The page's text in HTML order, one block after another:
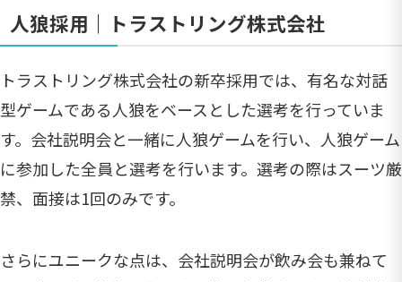
人狼採用｜トラストリング株式会社
トラストリング株式会社の新卒採用では、有名な対話
型ゲームである人狼をベースとした選考を行っていま
す。会社説明会と一緒に人狼ゲームを行い、人狼ゲーム
に参加した全員と選考を行います。選考の際はスーツ厳
禁、面接は1回のみです。
さらにユニークな点は、会社説明会が飲み会も兼ねて